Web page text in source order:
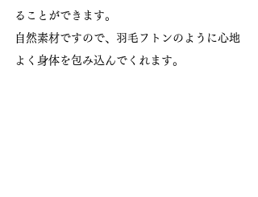
ることができます。
自然素材ですので、羽毛フトンのように心地
よく身体を包み込んでくれます。